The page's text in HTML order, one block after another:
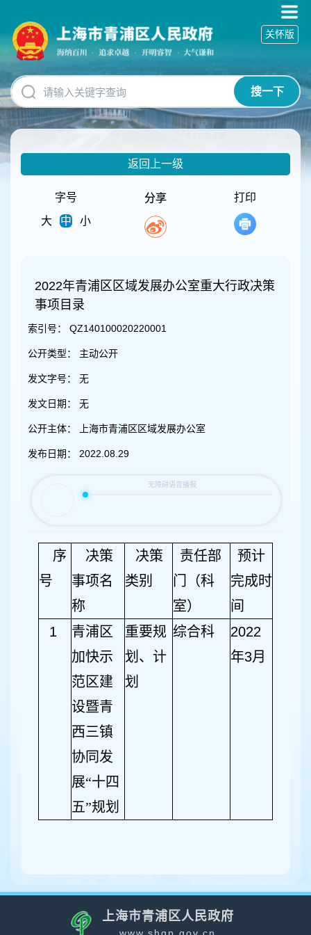
碍
操
明
跳
转
到
网
搜一下
关怀版
返回上一级
字号
大
中 小
分享 打印
2022年青浦区区域发展办公室重大行政决策
事项目录
索引号： QZ140100020220001
公开类型： 主动公开
发文字号： 无
发文日期： 无
公开主体： 上海市青浦区区域发展办公室
发布日期： 2022.08.29
序
号
决策
事项名
称
决策
类别
责任部
门（科
室）
预计
完成时
间
1
青浦区
加快示
范区建
设暨青
西三镇
协同发
展“十四
五”规划
重要规
划、计
划
综合科
2022
年3月
上海市青浦区人民政府